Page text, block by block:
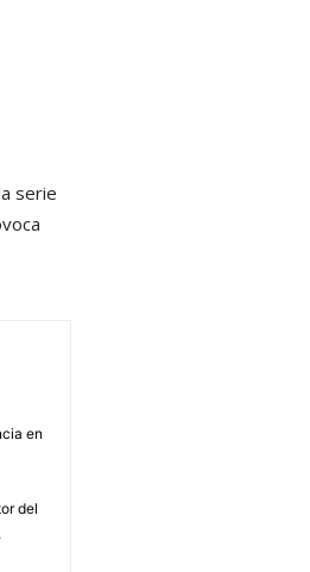
serie
en
del